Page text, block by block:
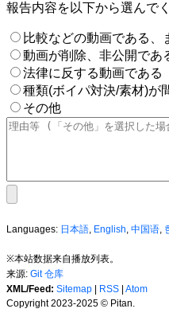
報告内容を以下から選んで
比較などの動画である、
動画が削除、非公開であ
法律に反する動画である
種類(ボイパ対決/素材)が
その他
Languages: 日本語, English, 中国语,
※本站数据来自播放列表。
来源: Git 仓库
XML/Feed: Sitemap RSS Atom
Copyright 2023-2025 © Pitan.